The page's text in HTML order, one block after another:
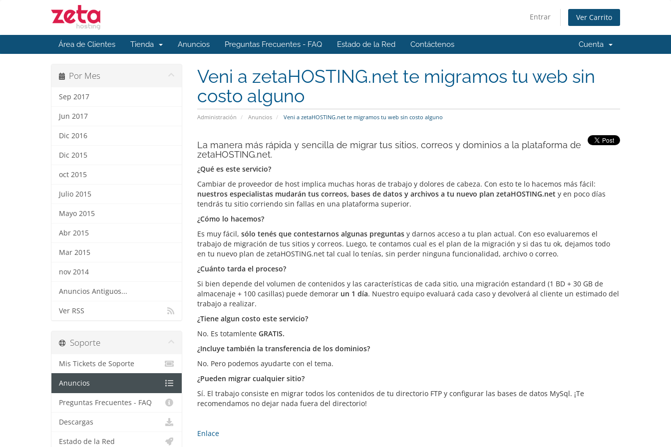
Entrar Ver Carrito
Área de Clientes Tienda Anuncios Preguntas Frecuentes - FAQ Estado de la Red Contáctenos Cuenta
Veni a zetaHOSTING.net te migramos tu web sin
costo alguno
Administración Anuncios Veni a zetaHOSTING.net te migramos tu web sin costo alguno
Por Mes
Sep 2017
Jun 2017
Dic 2016
Dic 2015
oct 2015
Julio 2015
Mayo 2015
Abr 2015
Mar 2015
nov 2014
Anuncios Antiguos...
Ver RSS
La manera más rápida y sencilla de migrar tus sitios, correos y dominios a la plataforma de
zetaHOSTING.net.
¿Qué es este servicio?
Cambiar de proveedor de host implica muchas horas de trabajo y dolores de cabeza. Con esto te lo hacemos más fácil:
nuestros especialistas mudarán tus correos, bases de datos y archivos a tu nuevo plan zetaHOSTING.net y en poco dí­as
tendrás tu sitio corriendo sin fallas en una plataforma superior.
¿Cómo lo hacemos?
Es muy fácil, sólo tenés que contestarnos algunas preguntas y darnos acceso a tu plan actual. Con eso evaluaremos el
trabajo de migración de tus sitios y correos. Luego, te contamos cual es el plan de la migración y si das tu ok, dejamos todo
en tu nuevo plan de zetaHOSTING.net tal cual lo tení­as, sin perder ninguna funcionalidad, archivo o correo.
¿Cuánto tarda el proceso?
Si bien depende del volumen de contenidos y las caracterí­sticas de cada sitio, una migración estandard (1 BD + 30 GB de
almacenaje + 100 casillas) puede demorar un 1 dí­a. Nuestro equipo evaluará cada caso y devolverá al cliente un estimado del
trabajo a realizar.
¿Tiene algun costo este servicio?
No. Es totamlente GRATIS.
¿Incluye también la transferencia de los dominios?
No. Pero podemos ayudarte con el tema.
¿Pueden migrar cualquier sitio?
Sí­. El trabajo consiste en migrar todos los contenidos de tu directorio FTP y configurar las bases de datos MySql. ¡Te
recomendamos no dejar nada fuera del directorio!
Enlace
Soporte
Mis Tickets de Soporte
Anuncios
Preguntas Frecuentes - FAQ
Descargas
Estado de la Red